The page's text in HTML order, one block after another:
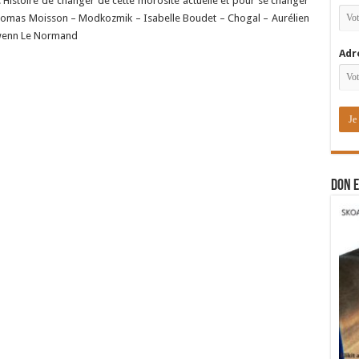
Moisson – Modkozmik – Isabelle Boudet – Chogal – Aurélien
Le Normand
DON